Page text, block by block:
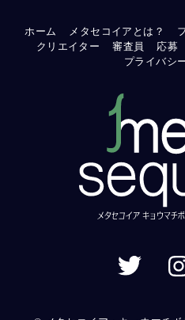
ホーム メタセコイアとは？
クリエイター
審査員 応募
プライバシ